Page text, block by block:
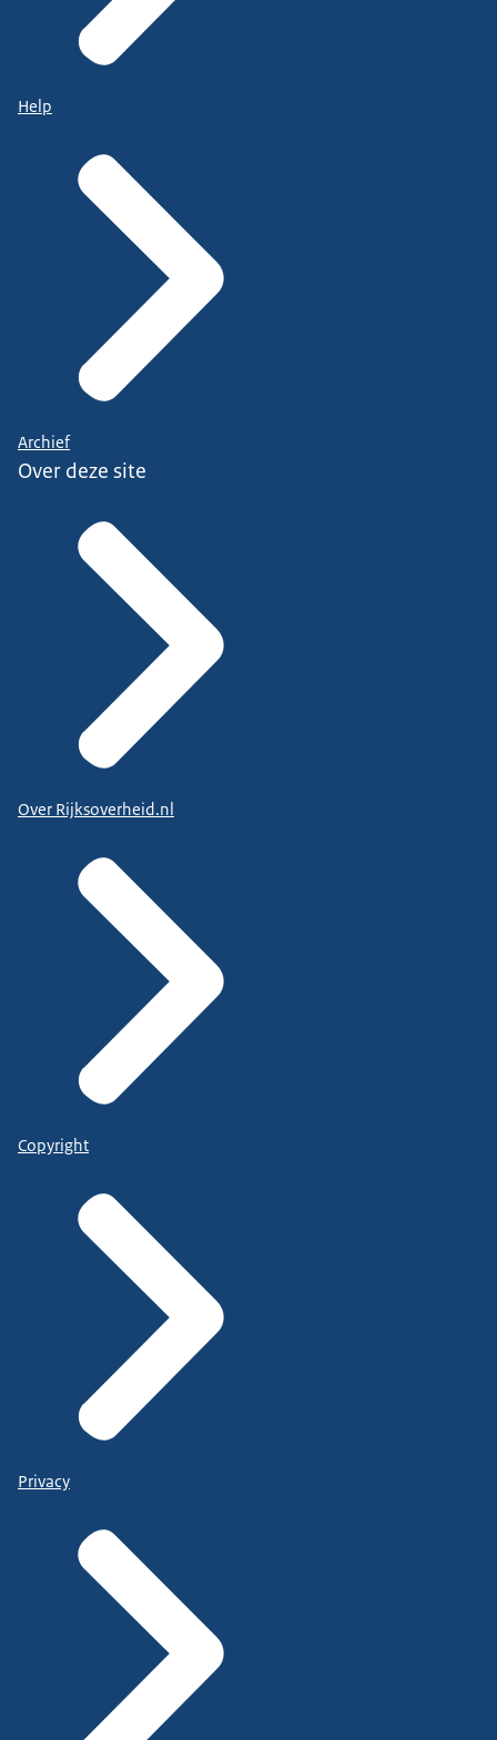
Help
Archief
Over deze site
Over Rijksoverheid.nl
Copyright
Privacy